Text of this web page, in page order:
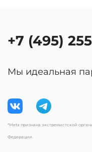
+7 (495)
Мы идеальная
*Meta признана экстремистской
Федерации.